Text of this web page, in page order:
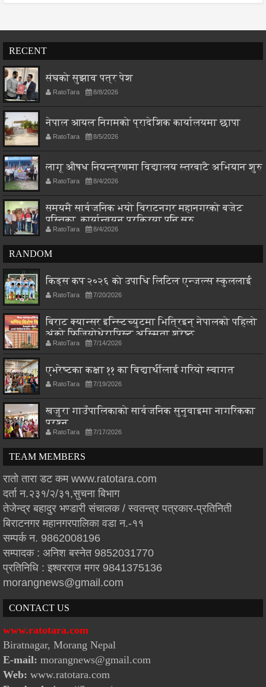
RECENT
संघको सुझाव पत्र पेश
RatoTara 8/8/2026
नेपाल आयल निगमको प्रादेशिक कार्यालयमा छापा
RatoTara 8/5/2026
लागू औषध नियन्त्रणमा विद्यालय स्तरबाटै अभियान शुरु
RatoTara 8/4/2026
समयमै सार्वजनिक भयो विराटनगर महानगरको बजेट
पुस्तिका, कार्यान्वयन प्रक्रिया पनि सुरु
RatoTara 8/4/2026
RANDOM
किड्स कप २०२६ को उपाधि लिटिल एन्जल्स स्कुललाई
RatoTara 7/20/2026
बिराट क्यान्सर इन्स्टिच्युटमा भित्रिइन् नेपालको पहिलो
अंको फिजियोथेरापिस्ट अस्मिता श्रेष्ठ
RatoTara 7/14/2026
एभरेष्टका कक्षा ११ का विद्यार्थीलाई गरियो स्वागत
RatoTara 7/19/2026
खजुरा गाउँपालिकाको सार्वजनिक सुनुवाइमा नागरिकका
प्रश्न
RatoTara 7/17/2026
TEAM MEMBERS
रातो तारा डट कम www.ratotara.com
दर्ता न.२३१/२/३१,सुचना बिभाग
तेजेन्द्र बहादुर भण्डारी संचालक / स्वतन्त्र पत्रकार-प्रतिनिती
बिराटनगर महानगरपालिका वडा न.-११
सम्पर्क न. 9862008196
सम्पादक : अनिश बस्नेत 9852031770
प्रतिनिधि : इश्वरराज मगर 9841375136
morangnews@gmail.com
CONTACT US
www.ratotara.com
Biratnagar, Morang Nepal
E-mail: morangnews@gmail.com
Web: www.ratotara.com